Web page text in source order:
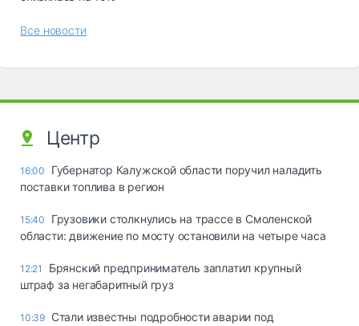
Все новости
Центр
16:00
Губернатор Калужской области поручил наладить
поставки топлива в регион
15:40
Грузовики столкнулись на трассе в Смоленской
области: движение по мосту остановили на четыре часа
12:21
Брянский предприниматель заплатил крупный
штраф за негабаритный груз
10:39 Стали известны подробности аварии под